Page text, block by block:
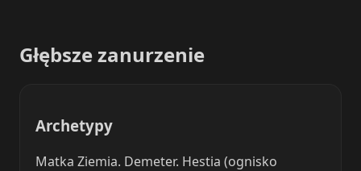
Głębsze zanurzenie
Archetypy
Matka Ziemia. Demeter. Hestia (ognisko